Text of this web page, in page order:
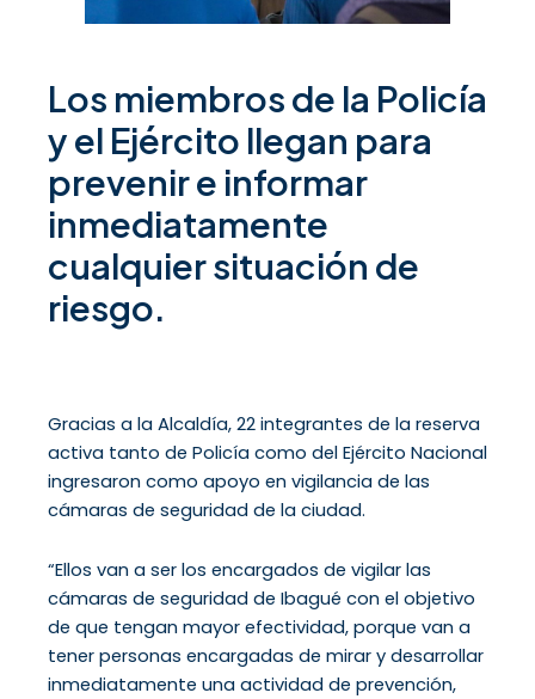
Los miembros de la Policía
y el Ejército llegan para
prevenir e informar
inmediatamente
cualquier situación de
riesgo.
Gracias a la Alcaldía, 22 integrantes de la reserva
activa tanto de Policía como del Ejército Nacional
ingresaron como apoyo en vigilancia de las
cámaras de seguridad de la ciudad.
“Ellos van a ser los encargados de vigilar las
cámaras de seguridad de Ibagué con el objetivo
de que tengan mayor efectividad, porque van a
tener personas encargadas de mirar y desarrollar
inmediatamente una actividad de prevención,